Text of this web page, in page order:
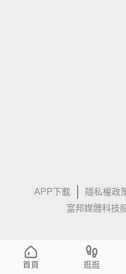
APP下載 隱私權政
富邦媒體科技
首頁 逛逛